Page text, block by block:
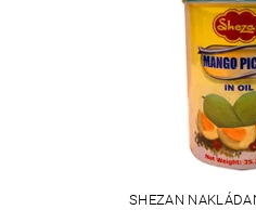
SHEZAN